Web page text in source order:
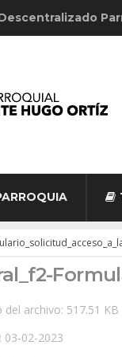
del archivo: 517.51 KB
03-02-2023